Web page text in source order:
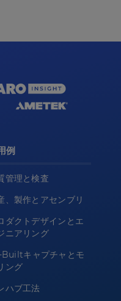
例
管理と検査
、製作とアセンブリ
ダクトデザインとエ
ニアリング
キャプチャとモ
ング
ハブ工法